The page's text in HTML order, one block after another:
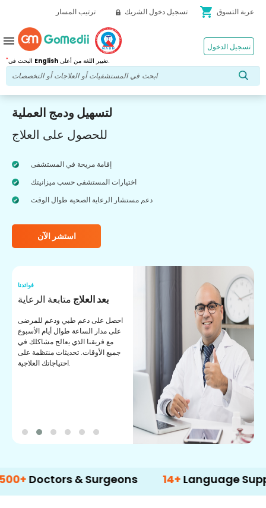
ترتيب المسار تسجيل دخول الشريك shopping_cart عربة التسوق
* English تغيير اللغة من أعلى.
تسجيل الدخول menu
لتسهيل ودمج العملية
للحصول على العلاج
إقامة مريحة في المستشفى
اختيارات المستشفى حسب ميزانيتك
دعم مستشار الرعاية الصحية طوال الوقت
استشر الآن
فوائدنا
بعد العلاج متابعة الرعاية
احصل على دعم طبي ودعم للمرضى
على مدار الساعة طوال أيام الأسبوع
مع فريقنا الذي يعالج مشاكلك في
جميع الأوقات. تحديثات منتظمة على
احتياجاتك العلاجية.
Doctors & Surgeons Language Support